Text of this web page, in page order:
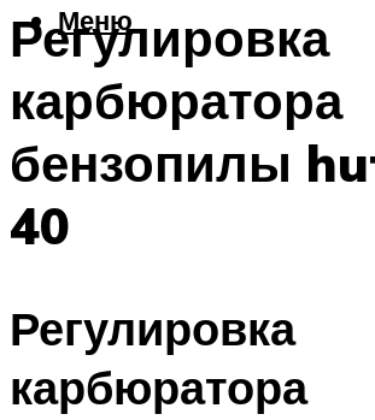
Меню
Регулировка
карбюратора
бензопилы
40
Регулировка
карбюратора